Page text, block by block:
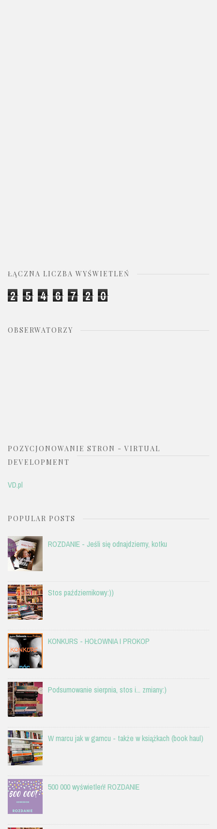
ŁĄCZNA LICZBA WYŚWIETLEŃ
2 5 4 6 7 2 0
OBSERWATORZY
POZYCJONOWANIE STRON - VIRTUAL
DEVELOPMENT
VD.pl
POPULAR POSTS
ROZDANIE - Jeśli się odnajdziemy, kotku
Stos październikowy:))
KONKURS - HOŁOWNIA I PROKOP
Podsumowanie sierpnia, stos i... zmiany:)
W marcu jak w garncu - także w książkach (book haul)
500 000 wyświetleń! ROZDANIE